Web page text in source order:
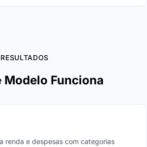
Modelo Funciona
renda e despesas com categorias